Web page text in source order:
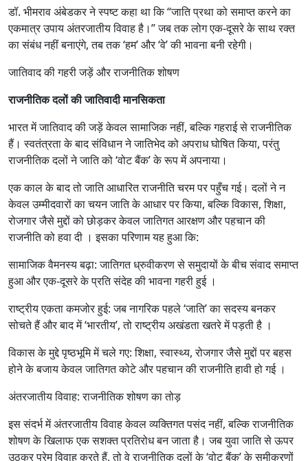
डॉ. भीमराव अंबेडकर ने स्पष्ट कहा था कि “जाति प्रथा को समाप्त करने का
एकमात्र उपाय अंतरजातीय विवाह है।” जब तक लोग एक-दूसरे के साथ रक्त
का संबंध नहीं बनाएंगे, तब तक ‘हम’ और ‘वे’ की भावना बनी रहेगी।
जातिवाद की गहरी जड़ें और राजनीतिक शोषण
राजनीतिक दलों की जातिवादी मानसिकता
भारत में जातिवाद की जड़ें केवल सामाजिक नहीं, बल्कि गहराई से राजनीतिक
हैं। स्वतंत्रता के बाद संविधान ने जातिभेद को अपराध घोषित किया, परंतु
राजनीतिक दलों ने जाति को ‘वोट बैंक’ के रूप में अपनाया।
एक काल के बाद तो जाति आधारित राजनीति चरम पर पहुँच गई। दलों ने न
केवल उम्मीदवारों का चयन जाति के आधार पर किया, बल्कि विकास, शिक्षा,
रोजगार जैसे मुद्दों को छोड़कर केवल जातिगत आरक्षण और पहचान की
राजनीति को हवा दी । इसका परिणाम यह हुआ कि:
सामाजिक वैमनस्य बढ़ा: जातिगत ध्रुवीकरण से समुदायों के बीच संवाद समाप्त
हुआ और एक-दूसरे के प्रति संदेह की भावना गहरी हुई ।
राष्ट्रीय एकता कमजोर हुई: जब नागरिक पहले ‘जाति’ का सदस्य बनकर
सोचते हैं और बाद में ‘भारतीय’, तो राष्ट्रीय अखंडता खतरे में पड़ती है ।
विकास के मुद्दे पृष्ठभूमि में चले गए: शिक्षा, स्वास्थ्य, रोजगार जैसे मुद्दों पर बहस
होने के बजाय केवल जातिगत कोटे और पहचान की राजनीति हावी हो गई ।
अंतरजातीय विवाह: राजनीतिक शोषण का तोड़
इस संदर्भ में अंतरजातीय विवाह केवल व्यक्तिगत पसंद नहीं, बल्कि राजनीतिक
शोषण के खिलाफ एक सशक्त प्रतिरोध बन जाता है। जब युवा जाति से ऊपर
उठकर प्रेम विवाह करते हैं, तो वे राजनीतिक दलों के ‘वोट बैंक’ के समीकरणों